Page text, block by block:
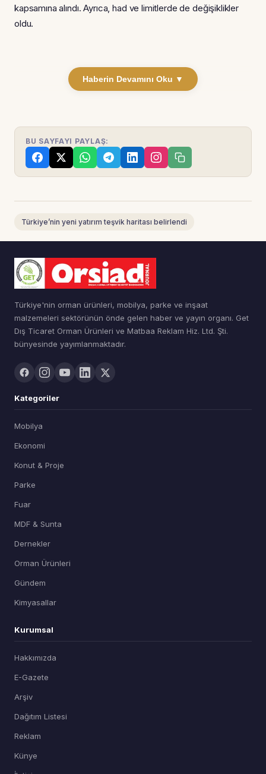
kapsamına alındı. Ayrıca, had ve limitlerde de değişiklikler
oldu.
Haberin Devamını Oku ▼
BU SAYFAYI PAYLAŞ:
Türkiye’nin yeni yatırım teşvik haritası belirlendi
Türkiye'nin orman ürünleri, mobilya, parke ve inşaat
malzemeleri sektörünün önde gelen haber ve yayın organı. Get
Dış Ticaret Orman Ürünleri ve Matbaa Reklam Hiz. Ltd. Şti.
bünyesinde yayımlanmaktadır.
Kategoriler
Mobilya
Ekonomi
Konut & Proje
Parke
Fuar
MDF & Sunta
Dernekler
Orman Ürünleri
Gündem
Kimyasallar
Kurumsal
Hakkımızda
E-Gazete
Arşiv
Dağıtım Listesi
Reklam
Künye